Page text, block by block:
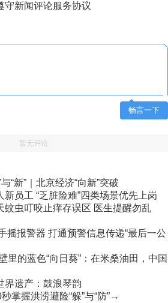
守新闻评论服务协议
畅言一下
暂无评论
“新”｜北京经济“向新”突破
员工 “乏脏险难”四类场景优先上岗
蚊虫叮咬止痒存误区 医生提醒勿乱
摇报警器 打通预警信息传递“最后一公
里的蓝色“向日葵”：在米桑油田，中国
界遗产：鼓浪琴韵
掌握洪涝避险“躲”与“防”→